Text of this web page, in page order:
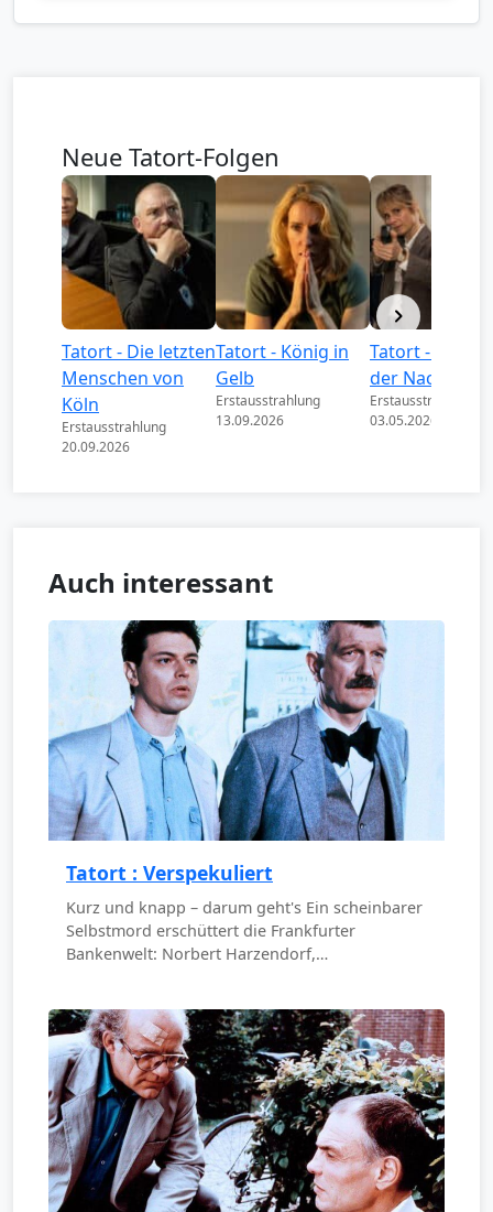
Neue Tatort-Folgen
Tatort - Die letzten
Menschen von
Köln
Erstausstrahlung
20.09.2026
Tatort - König in
Gelb
Erstausstrahlung
13.09.2026
Tatort - Könige
der Nacht
Erstausstrahlung
03.05.2026
Auch interessant
Tatort : Verspekuliert
Kurz und knapp – darum geht's Ein scheinbarer
Selbstmord erschüttert die Frankfurter
Bankenwelt: Norbert Harzendorf,…